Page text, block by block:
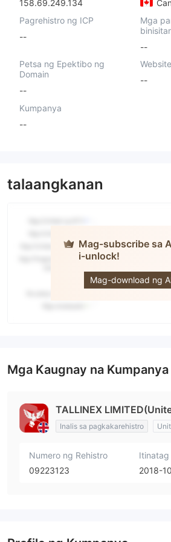
158.69.249.134
Pagrehistro ng ICP
--
Mga
--
Petsa ng Epektibo ng
Domain
--
Website
--
Kumpanya
--
talaangkanan
Mag-subscribe sa
i-unlock!
Mag-download ng
Mga Kaugnay na Kumpanya
TALLINEX
Inalis sa pagkakarehistro
Numero ng Rehistro
09223123
Itinatag
2018-